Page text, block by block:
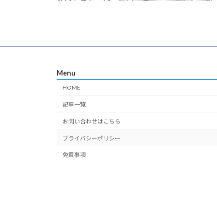
Menu
HOME
記事一覧
お問い合わせはこちら
プライバシーポリシー
免責事項